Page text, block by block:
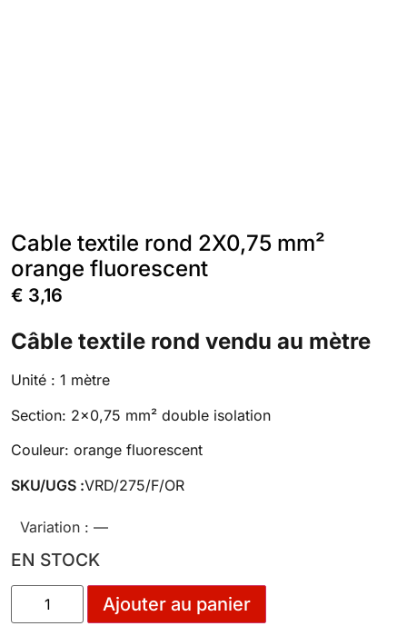
Cable textile rond 2X0,75 mm²
orange fluorescent
€ 3,16
Câble textile rond vendu au mètre
Unité : 1 mètre
Section: 2×0,75 mm² double isolation
Couleur: orange fluorescent
SKU/UGS :VRD/275/F/OR
Variation : —
EN STOCK
Ajouter au panier